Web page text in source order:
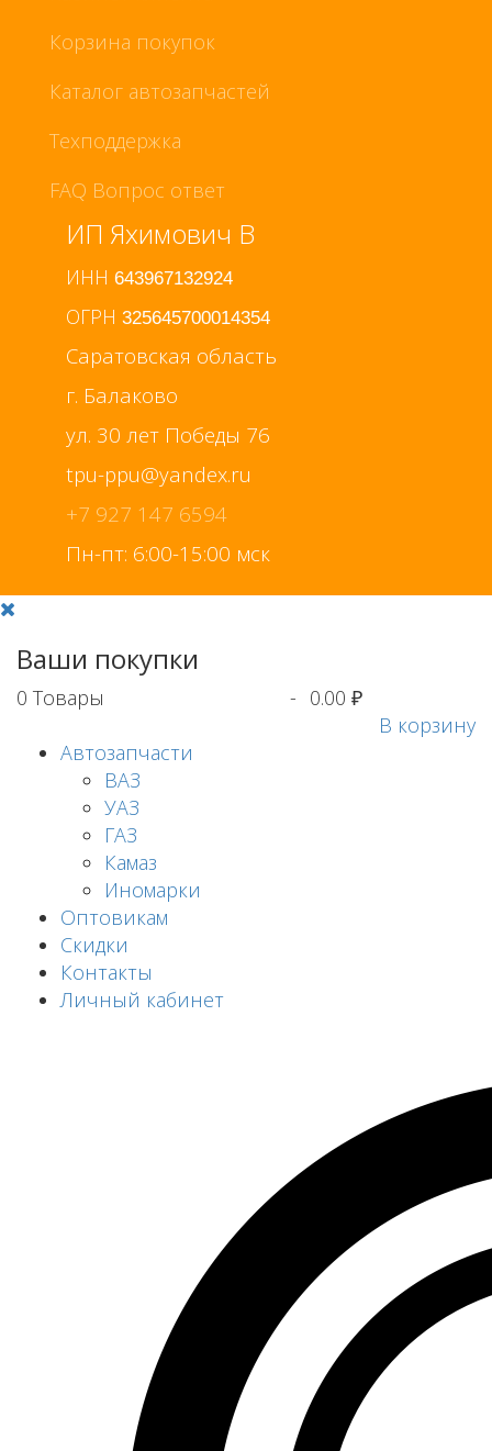
Корзина покупок
Каталог автозапчастей
Техподдержка
FAQ Вопрос ответ
ИП Яхимович В
ИНН 643967132924
ОГРН 325645700014354
Саратовская область
г. Балаково
ул. 30 лет Победы 76
+7 927 147 6594
Пн-пт: 6:00-15:00 мск
Ваши покупки
0 Товары - 0.00 ₽
В корзину
Автозапчасти
ВАЗ
УАЗ
ГАЗ
Камаз
Иномарки
Оптовикам
Скидки
Контакты
Личный кабинет